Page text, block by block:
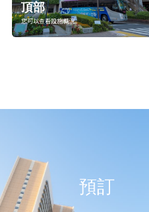
頂部
您可以查看設施概況。
預訂